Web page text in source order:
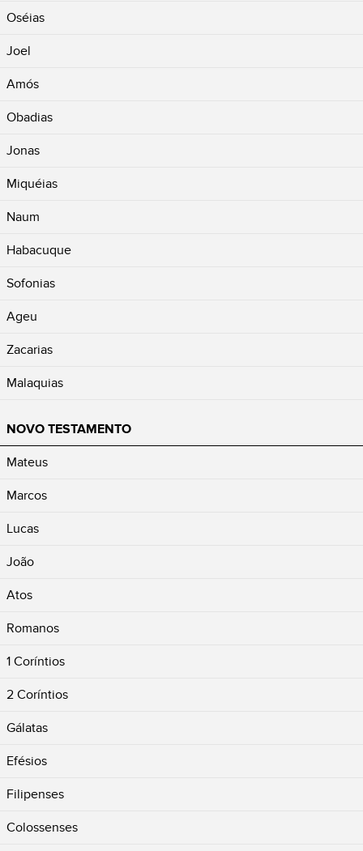
Oséias
Joel
Amós
Obadias
Jonas
Miquéias
Naum
Habacuque
Sofonias
Ageu
Zacarias
Malaquias
NOVO TESTAMENTO
Mateus
Marcos
Lucas
João
Atos
Romanos
1 Coríntios
2 Coríntios
Gálatas
Efésios
Filipenses
Colossenses